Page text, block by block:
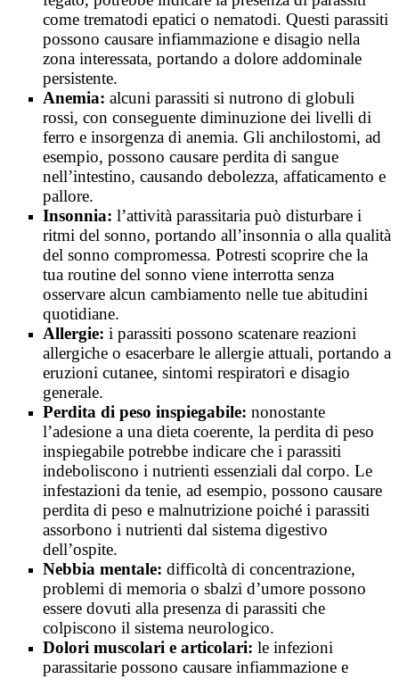
come trematodi epatici o nematodi. Questi parassiti
possono causare infiammazione e disagio nella
zona interessata, portando a dolore addominale
persistente.
Anemia: alcuni parassiti si nutrono di globuli
rossi, con conseguente diminuzione dei livelli di
ferro e insorgenza di anemia. Gli anchilostomi, ad
esempio, possono causare perdita di sangue
nell’intestino, causando debolezza, affaticamento e
pallore.
Insonnia: l’attività parassitaria può disturbare i
ritmi del sonno, portando all’insonnia o alla qualità
del sonno compromessa. Potresti scoprire che la
tua routine del sonno viene interrotta senza
osservare alcun cambiamento nelle tue abitudini
quotidiane.
Allergie: i parassiti possono scatenare reazioni
allergiche o esacerbare le allergie attuali, portando a
eruzioni cutanee, sintomi respiratori e disagio
generale.
Perdita di peso inspiegabile: nonostante
l’adesione a una dieta coerente, la perdita di peso
inspiegabile potrebbe indicare che i parassiti
indeboliscono i nutrienti essenziali dal corpo. Le
infestazioni da tenie, ad esempio, possono causare
perdita di peso e malnutrizione poiché i parassiti
assorbono i nutrienti dal sistema digestivo
dell’ospite.
Nebbia mentale: difficoltà di concentrazione,
problemi di memoria o sbalzi d’umore possono
essere dovuti alla presenza di parassiti che
colpiscono il sistema neurologico.
Dolori muscolari e articolari: le infezioni
parassitarie possono causare infiammazione e